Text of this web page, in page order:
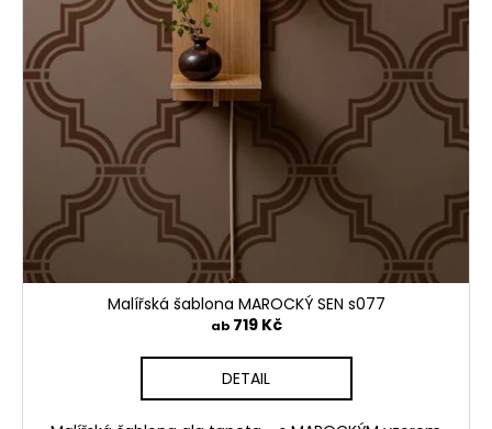
Malířská šablona MAROCKÝ SEN s077
ab719 Kč
DETAIL